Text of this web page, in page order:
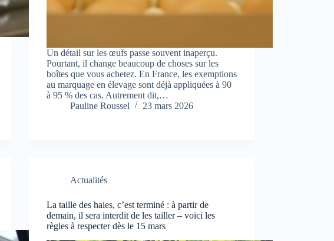
Un détail sur les œufs passe souvent inaperçu.
Pourtant, il change beaucoup de choses sur les
boîtes que vous achetez. En France, les exemptions
au marquage en élevage sont déjà appliquées à 90
à 95 % des cas. Autrement dit,…
Pauline Roussel
23 mars 2026
Actualités
La taille des haies, c’est terminé : à partir de
demain, il sera interdit de les tailler – voici les
règles à respecter dès le 15 mars